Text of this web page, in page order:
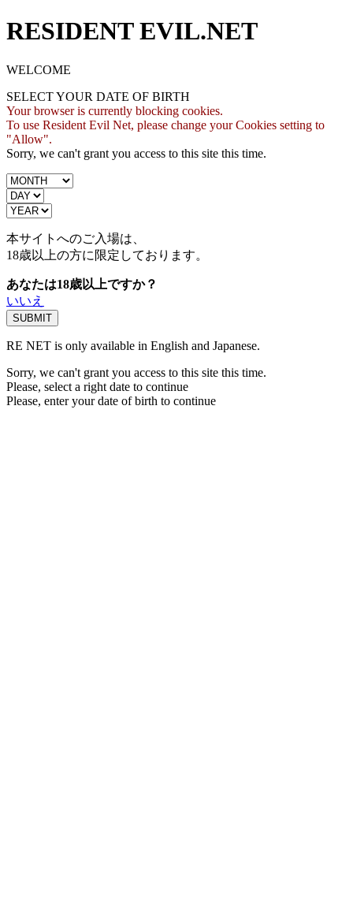
RESIDENT EVIL.NET
WELCOME
SELECT YOUR DATE OF BIRTH
Your browser is currently blocking cookies.
To use Resident Evil Net, please change your Cookies setting to
"Allow".
Sorry, we can't grant you access to this site this time.
本サイトへのご入場は、
18歳以上の方に限定しております。
あなたは18歳以上ですか？
いいえ
RE NET is only available in English and Japanese.
Sorry, we can't grant you access to this site this time.
Please, select a right date to continue
Please, enter your date of birth to continue